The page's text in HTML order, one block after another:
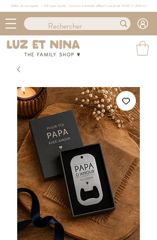
Délais de conception : ≈ 4/6 jours ouvrés · Livraison à domicile offerte* à partir de 100€ (+ d'info ici)